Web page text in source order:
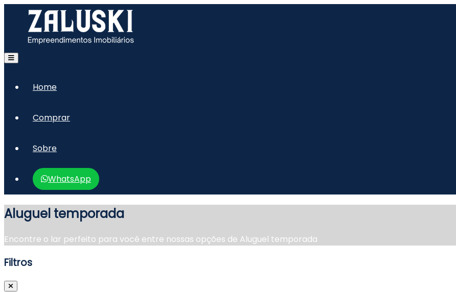
Home
Comprar
Sobre
WhatsApp
Aluguel temporada
Encontre o lar perfeito para você entre nossas opções de Aluguel temporada
Filtros